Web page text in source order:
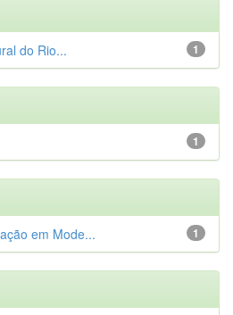
1
do Rio...
1
1
em Mode...